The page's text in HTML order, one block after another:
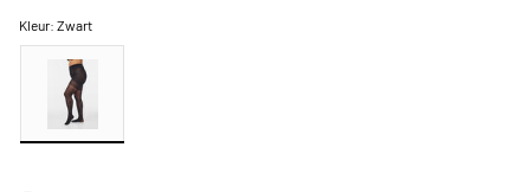
Kleur:Zwart